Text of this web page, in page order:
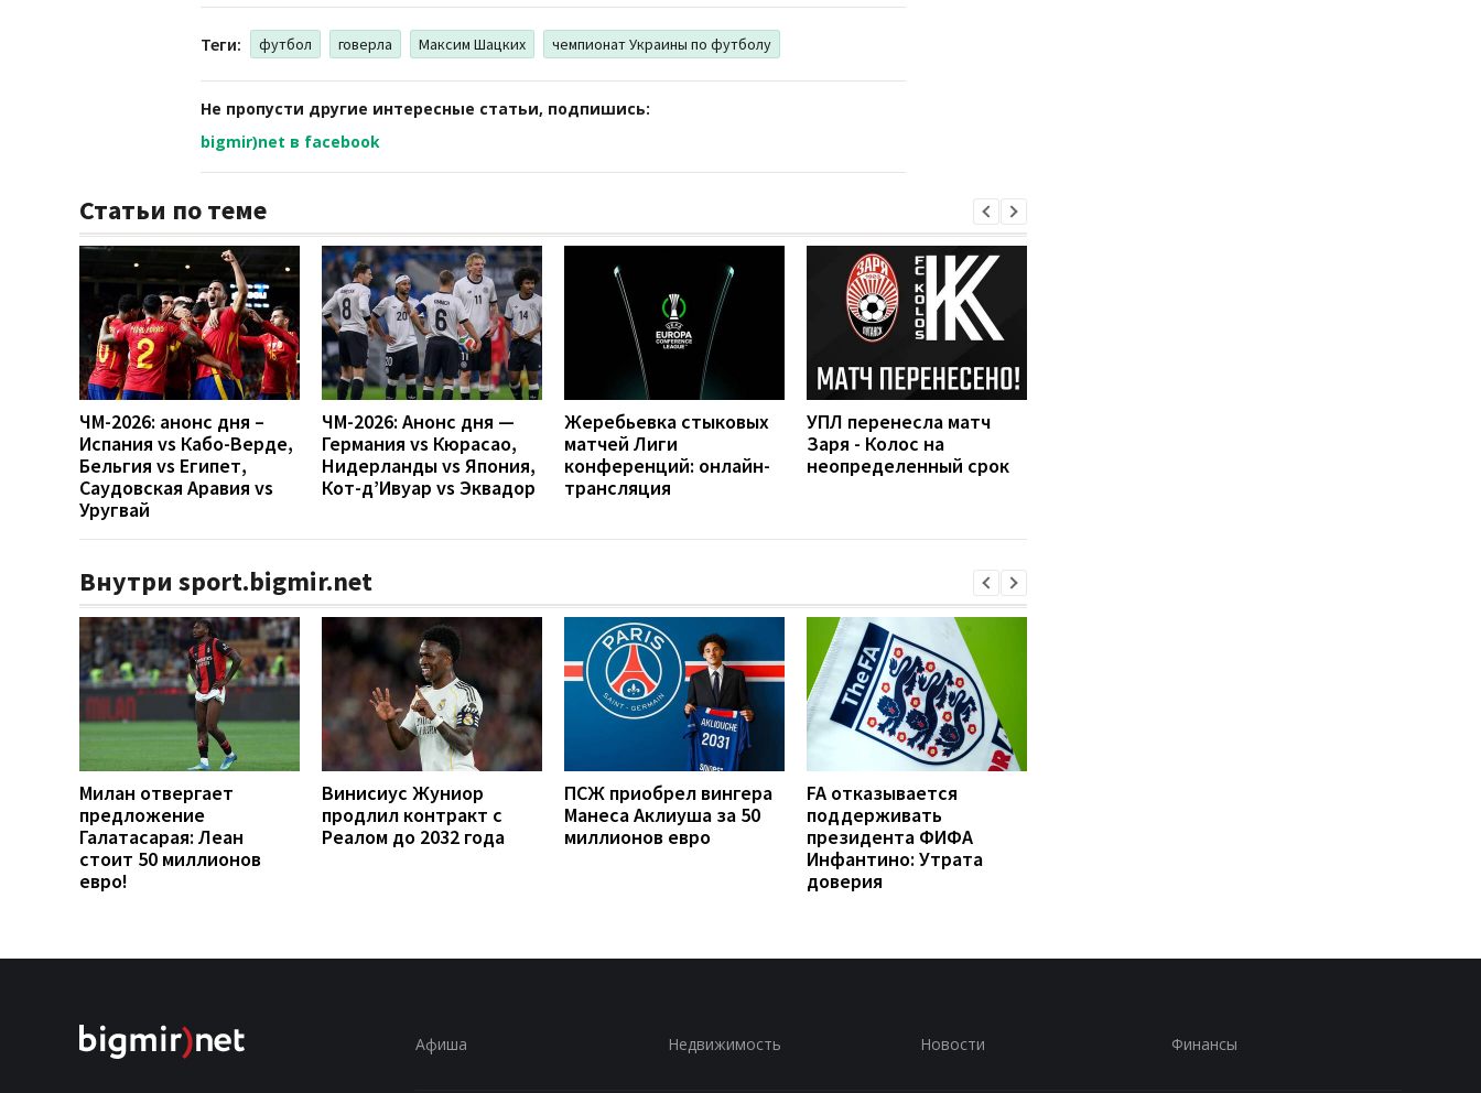
Теги: футбол говерла Максим Шацких чемпионат Украины по футболу
Не пропусти другие интересные статьи, подпишись:
bigmir)net в facebook
Статьи по теме
ЧМ-2026: анонс дня –
Испания vs Кабо-Верде,
Бельгия vs Египет,
Саудовская Аравия vs
Уругвай
ЧМ-2026: Анонс дня —
Германия vs Кюрасао,
Нидерланды vs Япония,
Кот-д’Ивуар vs Эквадор
Жеребьевка стыковых
матчей Лиги
конференций: онлайн-
трансляция
УПЛ перенесла матч
Заря - Колос на
неопределенный срок
Внутри sport.bigmir.net
Милан отвергает
предложение
Галатасарая: Леан
стоит 50 миллионов
евро!
Винисиус Жуниор
продлил контракт с
Реалом до 2032 года
ПСЖ приобрел вингера
Манеса Аклиуша за 50
миллионов евро
FA отказывается
поддерживать
президента ФИФА
Инфантино: Утрата
доверия
Афиша Недвижимость Новости Финансы